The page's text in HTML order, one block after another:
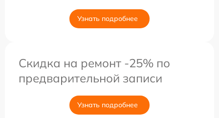
Узнать подробнее
Скидка на ремонт -25% по
предварительной записи
Узнать подробнее